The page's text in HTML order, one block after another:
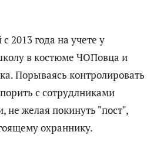
2013 года на учете у
в костюме ЧОПовца и
Порываясь контролировать
с сотрудлниками
не желая покинуть "пост",
охраннику.